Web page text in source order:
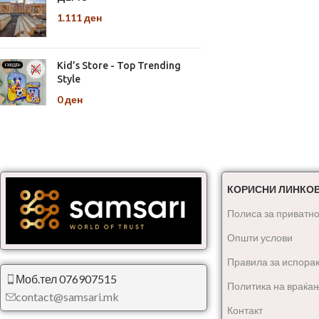
1.111ден
Kid’s Store - Top Trending
Style
0ден
Моб.тел 076907515
contact@samsari.mk
КОРИСНИ
Полиса за
Општи услови
Правила за
Политика на
Контакт